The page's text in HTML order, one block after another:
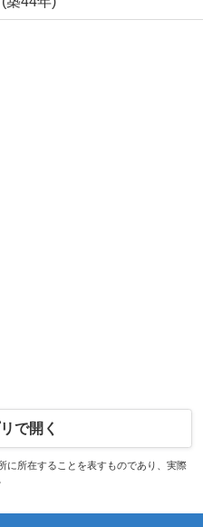
で開く
所在することを表すものであり、実際